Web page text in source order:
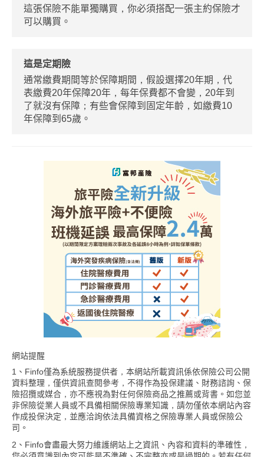
這張保險不能單獨購買，你必須搭配一張主約保險才
可以購買。
這是定期險
通常繳費期間等於保障期間，假設選擇20年期，代
表繳費20年保障20年，每年保費都不會變，20年到
了就沒有保障；有些會保障到固定年齡，如繳費10
年保障到65歲。
網站提醒
1、Finfo僅為系統服務提供者，本網站所載資訊係依保險公司公開
資料整理，僅供資訊查閱參考，不得作為投保建議、財務諮詢、保
險招攬或媒合，亦不應視為對任何保險商品之推薦或背書。如您並
非保險從業人員或不具備相關保險專業知識，請勿僅依本網站內容
作成投保決定，並應洽詢依法具備資格之保險專業人員或保險公
司。
2、Finfo會盡最大努力維護網站上之資訊、內容和資料的準確性，